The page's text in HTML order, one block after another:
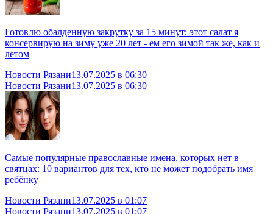
Готовлю обалденную закрутку за 15 минут: этот салат я
консервирую на зиму уже 20 лет - ем его зимой так же, как и
летом
Новости Рязани13.07.2025 в 06:30
Новости Рязани13.07.2025 в 06:30
Самые популярные православные имена, которых нет в
святцах: 10 вариантов для тех, кто не может подобрать имя
ребёнку
Новости Рязани13.07.2025 в 01:07
Новости Рязани13.07.2025 в 01:07